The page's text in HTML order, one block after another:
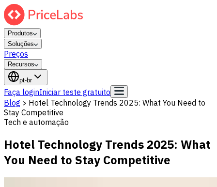
Produtos
Soluções
Preços
Recursos
pt-br
Faça loginIniciar teste gratuito
Blog > Hotel Technology Trends 2025: What You Need to
Stay Competitive
Tech e automação
Hotel Technology Trends 2025: What
You Need to Stay Competitive